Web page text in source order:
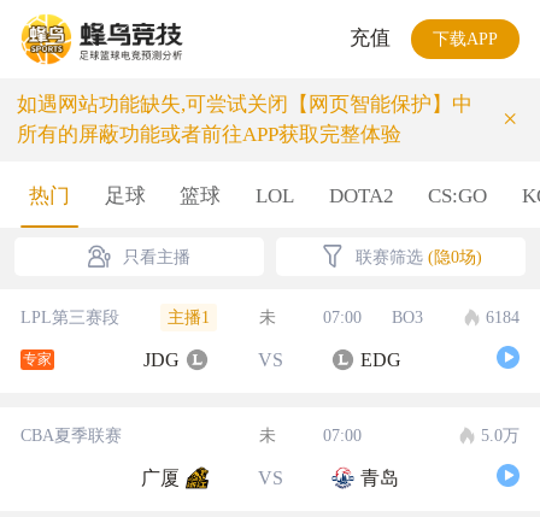
充值 下载APP
如遇网站功能缺失,可尝试关闭【网页智能保护】中
所有的屏蔽功能或者前往APP获取完整体验
×
热门 足球 篮球 LOL DOTA2 CS:GO
只看主播 联赛筛选 (隐0场)
LPL第三赛段 主播1 未 07:00 BO3 6184
专家 JDG VS EDG
CBA夏季联赛 未 07:00 5.0万
广厦 VS 青岛